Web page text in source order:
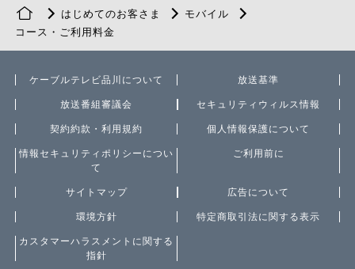
はじめてのお客さま
モバイル
コース・ご利用料金
ケーブルテレビ品川について 放送基準
放送番組審議会 セキュリティウィルス情報
契約約款・利用規約 個人情報保護について
情報セキュリティポリシーについ
て
ご利用前に
サイトマップ 広告について
環境方針 特定商取引法に関する表示
カスタマーハラスメントに関する
指針